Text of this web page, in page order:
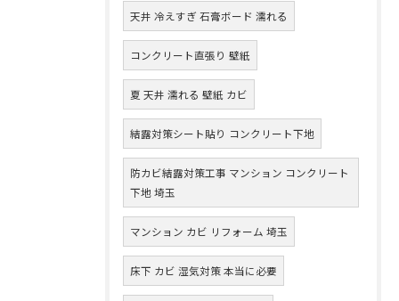
天井 冷えすぎ 石膏ボード 濡れる
コンクリート直張り 壁紙
夏 天井 濡れる 壁紙 カビ
結露対策シート貼り コンクリート下地
防カビ結露対策工事 マンション コンクリート
下地 埼玉
マンション カビ リフォーム 埼玉
床下 カビ 湿気対策 本当に必要